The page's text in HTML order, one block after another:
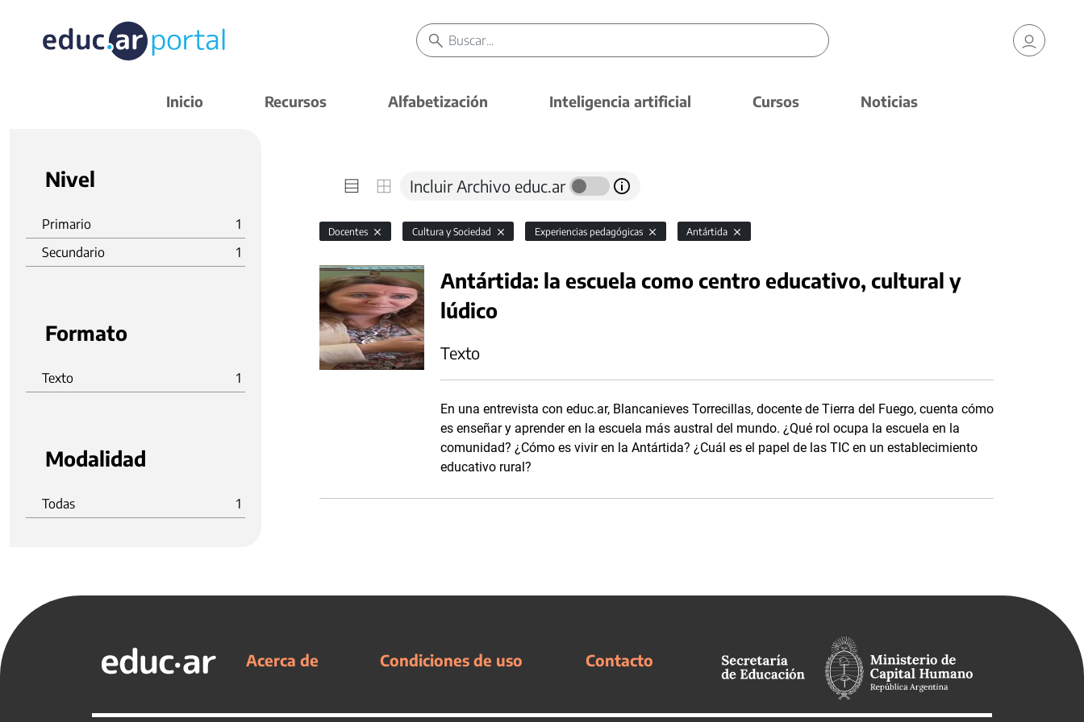
Inicio Recursos Alfabetización Inteligencia artificial Cursos Noticias
Nivel
Primario
1
Secundario
1
Formato
Texto 1
Modalidad
Todas 1
Incluir Archivo educ.ar
Docentes Cultura y Sociedad Experiencias pedagógicas Antártida
Antártida: la escuela como centro educativo, cultural y
lúdico
Texto
En una entrevista con educ.ar, Blancanieves Torrecillas, docente de Tierra del Fuego, cuenta cómo
es enseñar y aprender en la escuela más austral del mundo. ¿Qué rol ocupa la escuela en la
comunidad? ¿Cómo es vivir en la Antártida? ¿Cuál es el papel de las TIC en un establecimiento
educativo rural?
Acerca de Condiciones de uso Contacto